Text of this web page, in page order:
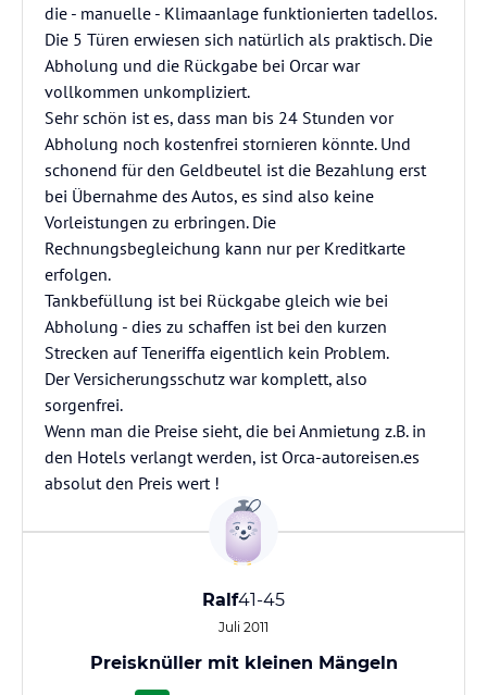
die - manuelle - Klimaanlage funktionierten tadellos.
Die 5 Türen erwiesen sich natürlich als praktisch. Die
Abholung und die Rückgabe bei Orcar war
vollkommen unkompliziert.
Sehr schön ist es, dass man bis 24 Stunden vor
Abholung noch kostenfrei stornieren könnte. Und
schonend für den Geldbeutel ist die Bezahlung erst
bei Übernahme des Autos, es sind also keine
Vorleistungen zu erbringen. Die
Rechnungsbegleichung kann nur per Kreditkarte
erfolgen.
Tankbefüllung ist bei Rückgabe gleich wie bei
Abholung - dies zu schaffen ist bei den kurzen
Strecken auf Teneriffa eigentlich kein Problem.
Der Versicherungsschutz war komplett, also
sorgenfrei.
Wenn man die Preise sieht, die bei Anmietung z.B. in
den Hotels verlangt werden, ist Orca-autoreisen.es
absolut den Preis wert !
Ralf41-45
Juli 2011
Preisknüller mit kleinen Mängeln